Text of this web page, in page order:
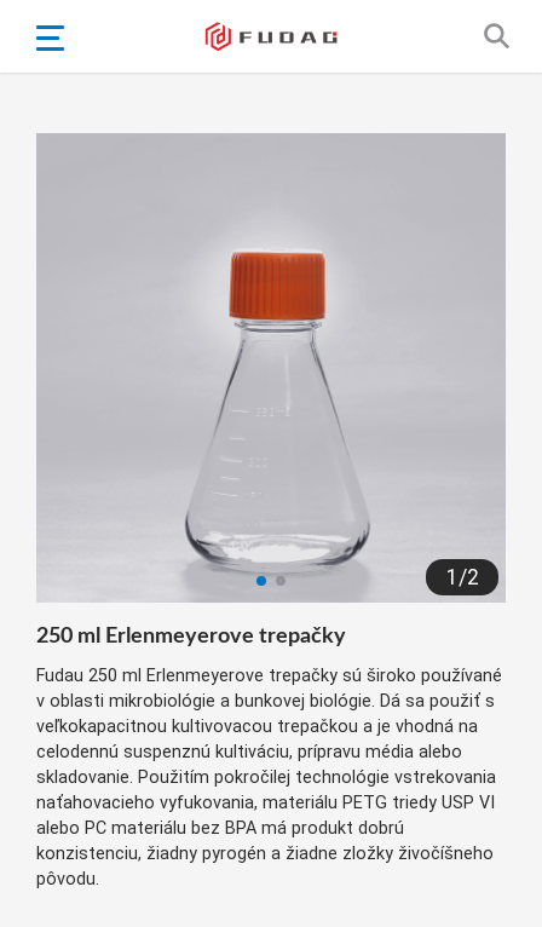
Español
한국어
Türkçe
Nederlands
беларуская
Ελληνικά
Kreyòl ayisyen
Magyar
íslenskur
Gaeilge
italiano
1 /2
250 ml Erlenmeyerove trepačky
Fudau 250 ml Erlenmeyerove trepačky sú široko používané
v oblasti mikrobiológie a bunkovej biológie. Dá sa použiť s
veľkokapacitnou kultivovacou trepačkou a je vhodná na
celodennú suspenznú kultiváciu, prípravu média alebo
skladovanie. Použitím pokročilej technológie vstrekovania
naťahovacieho vyfukovania, materiálu PETG triedy USP VI
alebo PC materiálu bez BPA má produkt dobrú
konzistenciu, žiadny pyrogén a žiadne zložky živočíšneho
pôvodu.